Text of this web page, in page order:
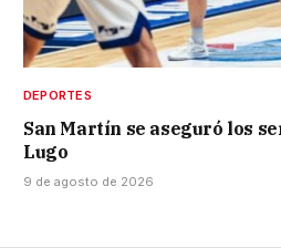
DEPORTES
San Martín se aseguró los
Lugo
9 de agosto de 2026